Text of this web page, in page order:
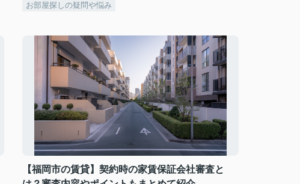
お部屋探しの疑問や悩み
【福岡市の賃貸】契約時の家賃保証会社審査と